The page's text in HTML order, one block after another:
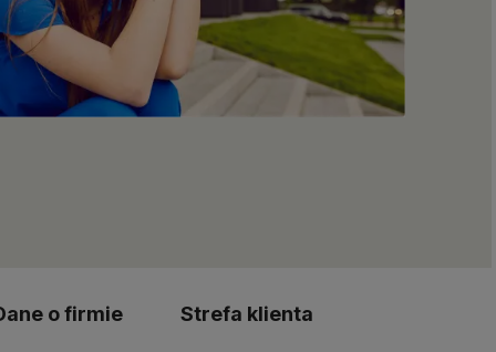
o firmie Strefa klienta